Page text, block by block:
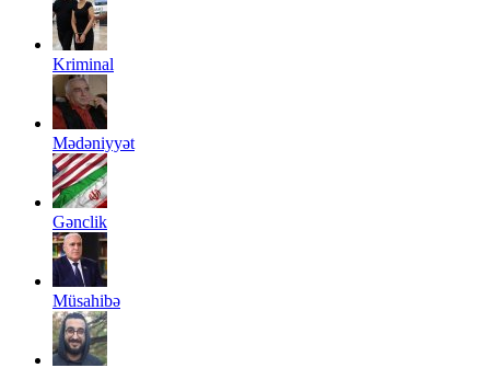
Kriminal
Mədəniyyət
Gənclik
Müsahibə